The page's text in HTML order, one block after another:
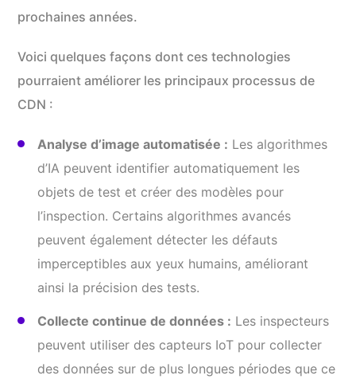
prochaines années.
Voici quelques façons dont ces technologies
pourraient améliorer les principaux processus de
CDN :
Analyse d’image automatisée : Les algorithmes
d’IA peuvent identifier automatiquement les
objets de test et créer des modèles pour
l’inspection. Certains algorithmes avancés
peuvent également détecter les défauts
imperceptibles aux yeux humains, améliorant
ainsi la précision des tests.
Collecte continue de données : Les inspecteurs
peuvent utiliser des capteurs IoT pour collecter
des données sur de plus longues périodes que ce